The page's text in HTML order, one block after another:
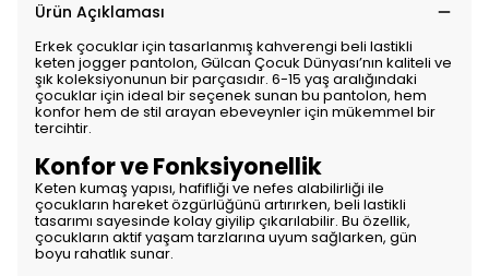
Ürün Açıklaması
Erkek çocuklar için tasarlanmış kahverengi beli lastikli
keten jogger pantolon, Gülcan Çocuk Dünyası’nın kaliteli ve
şık koleksiyonunun bir parçasıdır. 6-15 yaş aralığındaki
çocuklar için ideal bir seçenek sunan bu pantolon, hem
konfor hem de stil arayan ebeveynler için mükemmel bir
tercihtir.
Konfor ve Fonksiyonellik
Keten kumaş yapısı, hafifliği ve nefes alabilirliği ile
çocukların hareket özgürlüğünü artırırken, beli lastikli
tasarımı sayesinde kolay giyilip çıkarılabilir. Bu özellik,
çocukların aktif yaşam tarzlarına uyum sağlarken, gün
boyu rahatlık sunar.